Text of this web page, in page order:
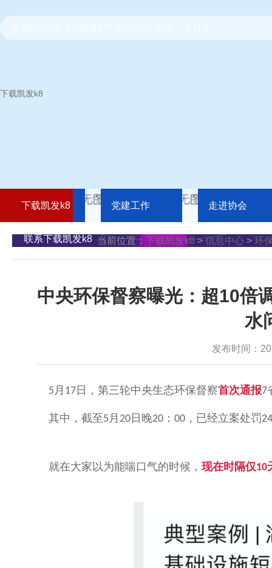
下载凯发k8
下载凯发k8 党建工作 走进协会
联系下载凯发k8 当前位置： 下载凯发k8>信息中心 > 环
中央环保督察曝光：超10倍
水
发布时间：
5 月 17 日，第三轮中央生态环保督察首次通报7
其中，截至5 月 20 日晚20 ： 00 ，已经立案处罚
就在大家以为能喘口气的时候， 现在时隔仅10